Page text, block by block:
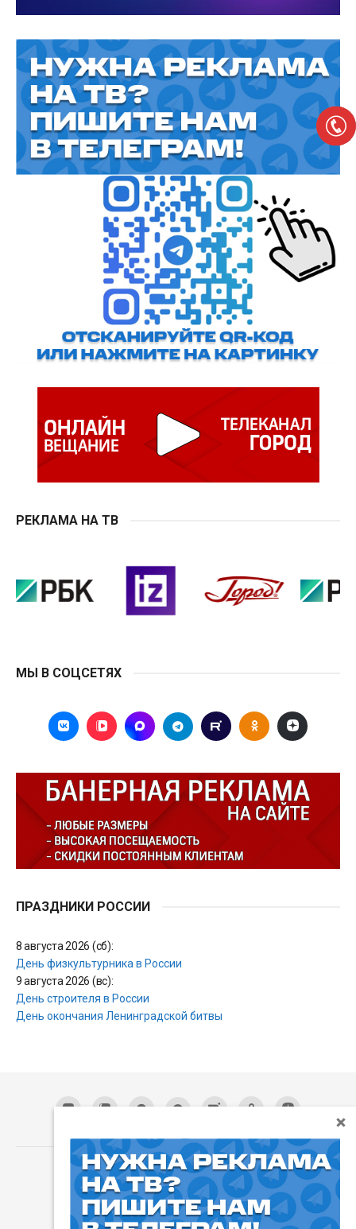
РЕКЛАМА НА ТВ
МЫ В СОЦСЕТЯХ
ПРАЗДНИКИ РОССИИ
8 августа 2026 (сб):
День физкультурника в России
9 августа 2026 (вс):
День строителя в России
День окончания Ленинградской битвы